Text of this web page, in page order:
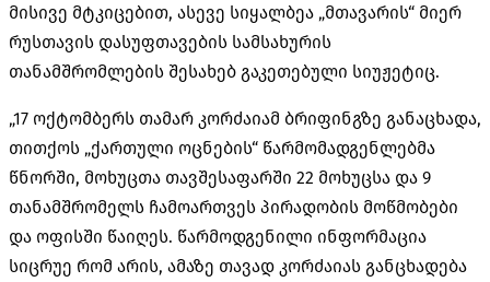
მისივე მტკიცებით, ასევე სიყალბეა „მთავარის“ მიერ
რუსთავის დასუფთავების სამსახურის
თანამშრომლების შესახებ გაკეთებული სიუჟეტიც.
„17 ოქტომბერს თამარ კორძაიამ ბრიფინგზე განაცხადა,
თითქოს „ქართული ოცნების“ წარმომადგენლებმა
წნორში, მოხუცთა თავშესაფარში 22 მოხუცსა და 9
თანამშრომელს ჩამოართვეს პირადობის მოწმობები
და ოფისში წაიღეს. წარმოდგენილი ინფორმაცია
სიცრუე რომ არის, ამაზე თავად კორძაიას განცხადება